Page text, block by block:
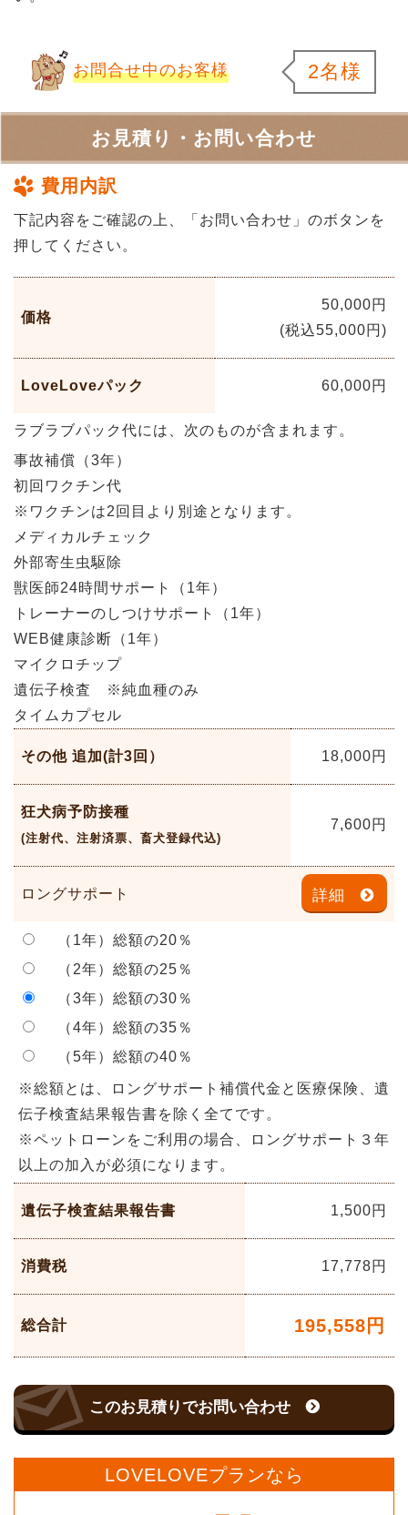
お問合せ中のお客様 2名様
お見積り・お問い合わせ
費用内訳
下記内容をご確認の上、「お問い合わせ」のボタンを
押してください。
価格
50,000円
(税込55,000円)
LoveLoveパック 60,000円
ラブラブパック代には、次のものが含まれます。
事故補償（3年）
初回ワクチン代
※ワクチンは2回目より別途となります。
メディカルチェック
外部寄生虫駆除
獣医師24時間サポート（1年）
トレーナーのしつけサポート（1年）
WEB健康診断（1年）
マイクロチップ
遺伝子検査 ※純血種のみ
タイムカプセル
その他 追加(計3回） 18,000円
狂犬病予防接種
(注射代、注射済票、畜犬登録代込)
7,600円
ロングサポート 詳細
（1年）総額の20％
（2年）総額の25％
（3年）総額の30％
（4年）総額の35％
（5年）総額の40％
※総額とは、ロングサポート補償代金と医療保険、遺
伝子検査結果報告書を除く全てです。
※ペットローンをご利用の場合、ロングサポート３年
以上の加入が必須になります。
遺伝子検査結果報告書 1,500円
消費税 17,778円
総合計 195,558 円
このお見積りでお問い合わせ
LOVELOVEプランなら